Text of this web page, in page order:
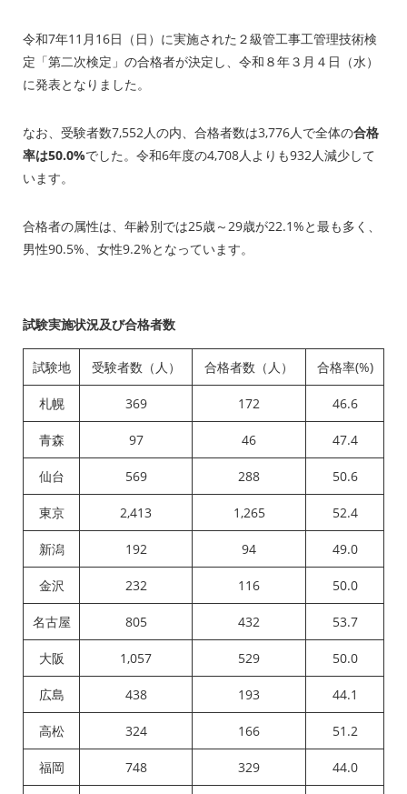
令和7年11月16日（日）に実施された２級管工事工管理技術検
定「第二次検定」の合格者が決定し、令和８年３月４日（水）
に発表となりました。
なお、受験者数7,552人の内、合格者数は3,776人で全体の合格
率は50.0%でした。令和6年度の4,708人よりも932人減少して
います。
合格者の属性は、年齢別では25歳～29歳が22.1%と最も多く、
男性90.5%、女性9.2%となっています。
試験実施状況及び合格者数
試験地 受験者数（人） 合格者数（人） 合格率(%)
札幌 369 172 46.6
青森 97 46 47.4
仙台 569 288 50.6
東京 2,413 1,265 52.4
新潟 192 94 49.0
金沢 232 116 50.0
名古屋 805 432 53.7
大阪 1,057 529 50.0
広島 438 193 44.1
高松 324 166 51.2
福岡 748 329 44.0